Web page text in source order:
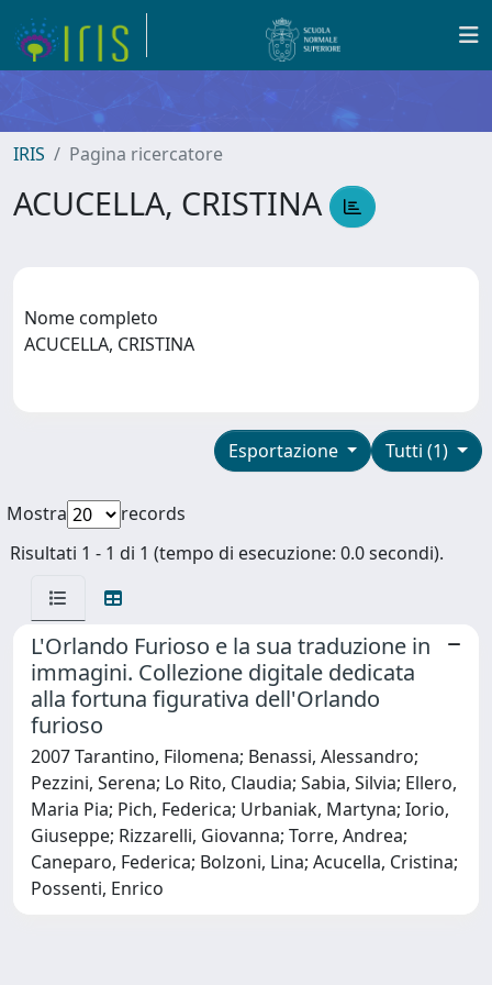
IRIS Pagina ricercatore
ACUCELLA, CRISTINA
Nome completo
ACUCELLA, CRISTINA
Tutti (1)
Esportazione
Mostra
records
Risultati 1 - 1 di 1 (tempo di esecuzione: 0.0 secondi).
L'Orlando Furioso e la sua traduzione in
immagini. Collezione digitale dedicata
alla fortuna figurativa dell'Orlando
furioso
2007 Tarantino, Filomena; Benassi, Alessandro;
Pezzini, Serena; Lo Rito, Claudia; Sabia, Silvia; Ellero,
Maria Pia; Pich, Federica; Urbaniak, Martyna; Iorio,
Giuseppe; Rizzarelli, Giovanna; Torre, Andrea;
Caneparo, Federica; Bolzoni, Lina; Acucella, Cristina;
Possenti, Enrico